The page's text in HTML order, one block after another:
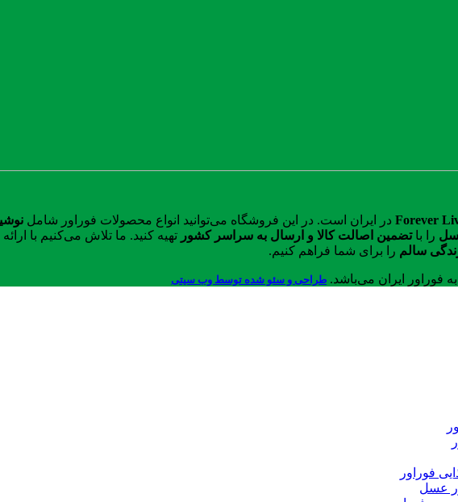
Forever در ایران است. در این فروشگاه می‌توانید انواع محصولات فوراور شامل
را باتضمین اصالت کالا و ارسال به سراسر کشور تهیه کنید. ما تلاش می‌کنیم با
سالم را برای شما فراهم کنیم.
فوراور ایران می‌باشد. طراحی و سئو شده توسط وب سیتی
فوراور
عسل